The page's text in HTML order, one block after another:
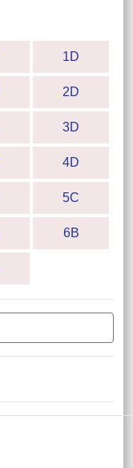
1D
2D
3D
4D
5C
6B